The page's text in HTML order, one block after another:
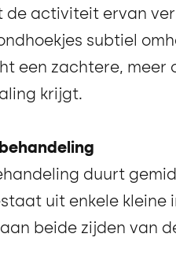
de activiteit ervan
subtiel
een zachtere, meer
krijgt.
duurt
uit enkele kleine
beide zijden van